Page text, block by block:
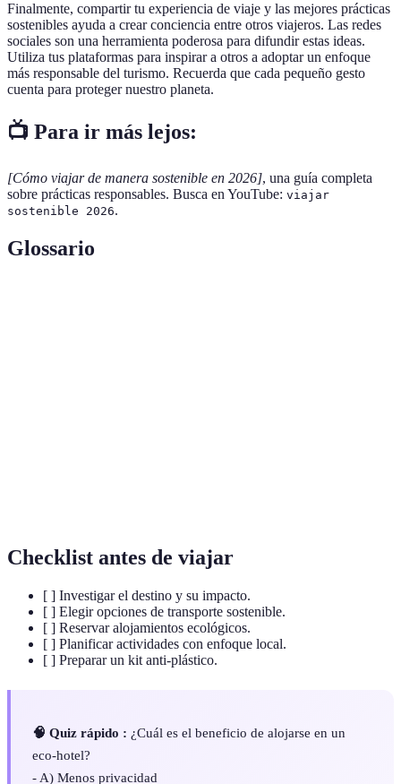
Finalmente, compartir tu experiencia de viaje y las mejores prácticas
sostenibles ayuda a crear conciencia entre otros viajeros. Las redes
sociales son una herramienta poderosa para difundir estas ideas.
Utiliza tus plataformas para inspirar a otros a adoptar un enfoque
más responsable del turismo. Recuerda que cada pequeño gesto
cuenta para proteger nuestro planeta.
📺 Para ir más lejos:
[Cómo viajar de manera sostenible en 2026], una guía completa
sobre prácticas responsables. Busca en YouTube: viajar
sostenible 2026.
Glossario
Checklist antes de viajar
[ ] Investigar el destino y su impacto.
[ ] Elegir opciones de transporte sostenible.
[ ] Reservar alojamientos ecológicos.
[ ] Planificar actividades con enfoque local.
[ ] Preparar un kit anti-plástico.
🧠 Quiz rápido : ¿Cuál es el beneficio de alojarse en un
eco-hotel?
- A) Menos privacidad